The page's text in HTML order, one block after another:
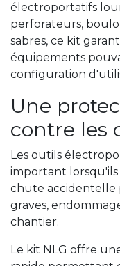
électroportatifs
perforateurs,
sabres, ce kit
équipements
configuration
Une
contre les
Les outils
important
chute accidentelle
graves,
chantier.
Le kit NLG offre